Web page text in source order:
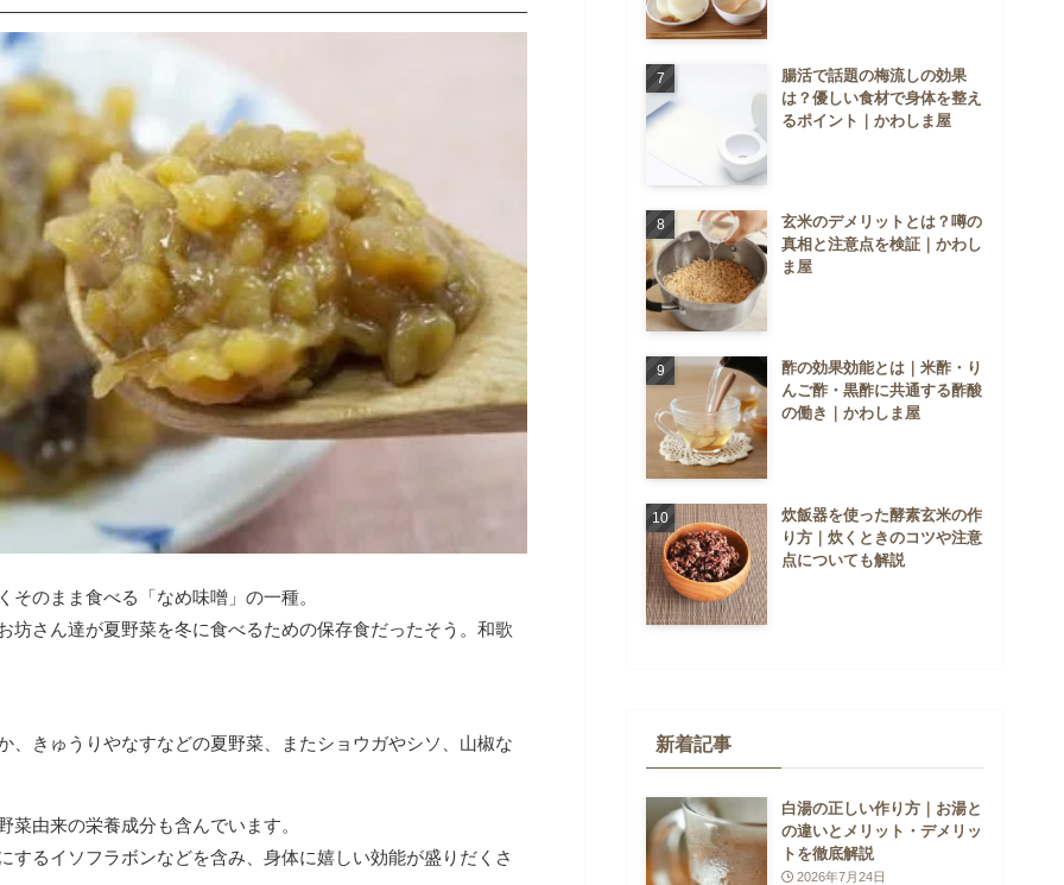
のまま食べる「なめ味噌」の一種。
坊さん達が夏野菜を冬に食べるための保存食だったそう。和歌
、きゅうりやなすなどの夏野菜、またショウガやシソ、山椒な
由来の栄養成分も含んでいます。
るイソフラボンなどを含み、身体に嬉しい効能が盛りだくさ
腸活で話題の梅流しの効果
は？優しい食材で身体を整え
るポイント｜かわしま屋
玄米のデメリットとは？噂の
真相と注意点を検証｜かわし
ま屋
酢の効果効能とは｜米酢・り
んご酢・黒酢に共通する酢酸
の働き｜かわしま屋
炊飯器を使った酵素玄米の作
り方｜炊くときのコツや注意
点についても解説
新着記事
白湯の正しい作り方｜お湯と
の違いとメリット・デメリッ
トを徹底解説
2026年7月24日